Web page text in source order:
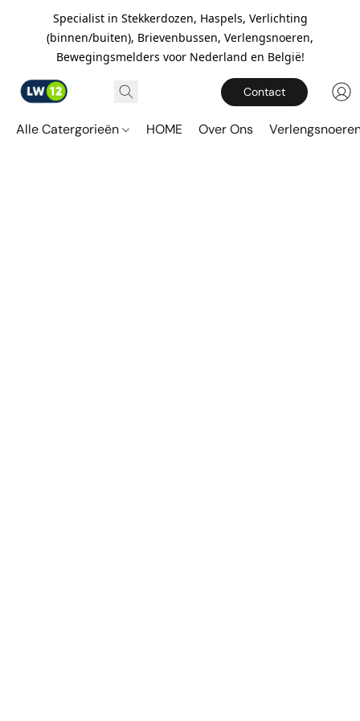
Specialist in Stekkerdozen, Haspels, Verlichting
(binnen/buiten), Brievenbussen, Verlengsnoeren,
Bewegingsmelders voor Nederland en België!
Contact
Alle Catergorieën HOME Over Ons